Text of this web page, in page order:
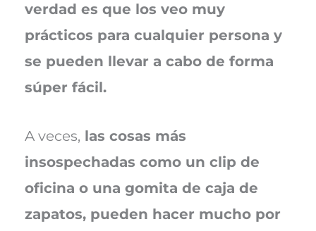
verdad es que los veo muy
prácticos para cualquier persona y
se pueden llevar a cabo de forma
súper fácil.
A veces, las cosas más
insospechadas como un clip de
oficina o una gomita de caja de
zapatos, pueden hacer mucho por